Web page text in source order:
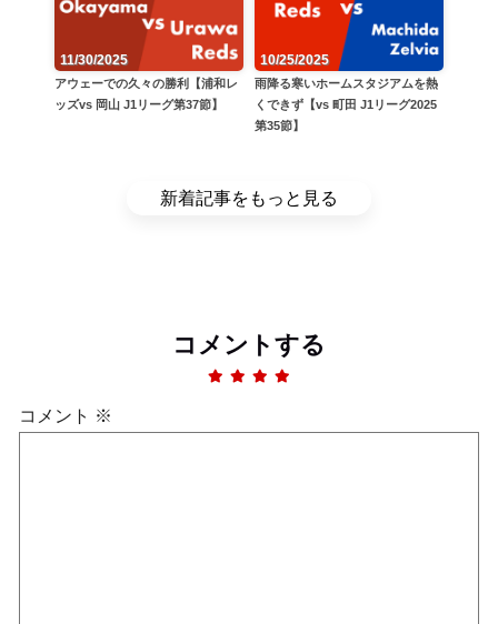
11/30/2025
アウェーでの久々の勝利【浦和レ
ッズvs 岡山 J1リーグ第37節】
10/25/2025
雨降る寒いホームスタジアムを熱
くできず【vs 町田 J1リーグ2025
第35節】
新着記事をもっと見る
コメントする
コメント ※